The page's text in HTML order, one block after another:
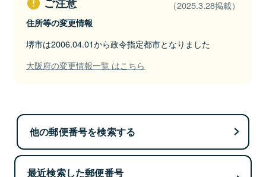
（2025.3.28掲載）
住所等の変更情報
堺市は2006.04.01から政令指定都市となりました
大阪府の変更情報一覧 はこちら
他の郵便番号を検索する
最近検索した郵便番号